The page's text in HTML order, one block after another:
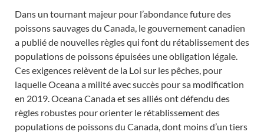
Dans un tournant majeur pour l’abondance future des
poissons sauvages du Canada, le gouvernement canadien
a publié de nouvelles règles qui font du rétablissement des
populations de poissons épuisées une obligation légale.
Ces exigences relèvent de la Loi sur les pêches, pour
laquelle Oceana a milité avec succès pour sa modification
en 2019. Oceana Canada et ses alliés ont défendu des
règles robustes pour orienter le rétablissement des
populations de poissons du Canada, dont moins d’un tiers